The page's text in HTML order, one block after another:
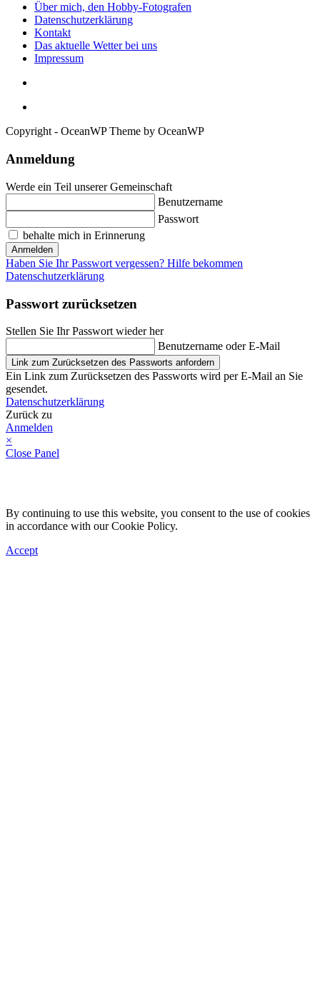
Über mich, den Hobby-Fotografen
Datenschutzerklärung
Kontakt
Das aktuelle Wetter bei uns
Impressum
Copyright - OceanWP Theme by OceanWP
Anmeldung
Werde ein Teil unserer Gemeinschaft
Benutzername
Passwort
behalte mich in Erinnerung
Anmelden
Haben Sie Ihr Passwort vergessen? Hilfe bekommen
Datenschutzerklärung
Passwort zurücksetzen
Stellen Sie Ihr Passwort wieder her
Benutzername oder E-Mail
Link zum Zurücksetzen des Passworts anfordern
Ein Link zum Zurücksetzen des Passworts wird per E-Mail an Sie
gesendet.
Datenschutzerklärung
Zurück zu
Anmelden
×
Close Panel
By continuing to use this website, you consent to the use of cookies
in accordance with our Cookie Policy.
Accept